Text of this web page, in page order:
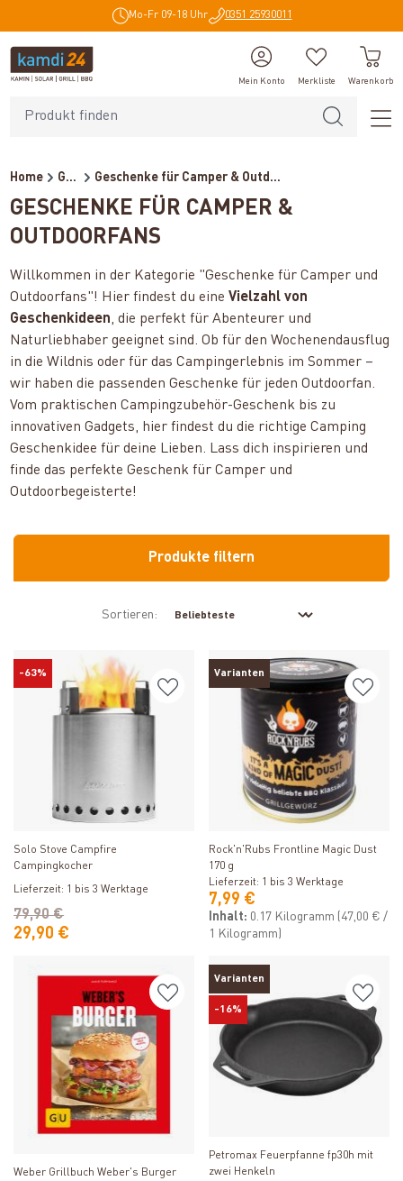
Mo-Fr 09-18 Uhr 0351 25930011
Mein Konto Merkliste Warenkorb
Home Geschenke Geschenke für Camper & Outd...
GESCHENKE FÜR CAMPER &
OUTDOORFANS
Willkommen in der Kategorie "Geschenke für Camper und
Outdoorfans"! Hier findest du eineVielzahl von
Geschenkideen, die perfekt für Abenteurer und
Naturliebhaber geeignet sind. Ob für den Wochenendausflug
in die Wildnis oder für das Campingerlebnis im Sommer –
wir haben die passenden Geschenke für jeden Outdoorfan.
Vom praktischen Campingzubehör-Geschenk bis zu
innovativen Gadgets, hier findest du die richtige Camping
Geschenkidee für deine Lieben. Lass dich inspirieren und
finde das perfekte Geschenk für Camper und
Outdoorbegeisterte!
Produkte filtern
Sortieren:
-63%
Produkt ansehen
Solo Stove Campfire
Campingkocher
Lieferzeit: 1 bis 3 Werktage
29,90 €
79,90 €
Varianten
Produkt ansehen
Rock'n'Rubs Frontline Magic Dust
170 g
Lieferzeit: 1 bis 3 Werktage
7,99 €
Inhalt: 0.17 Kilogramm
(47,00 € /
1 Kilogramm)
Weber Grillbuch Weber's Burger
Varianten
-16%
Petromax Feuerpfanne fp30h mit
zwei Henkeln